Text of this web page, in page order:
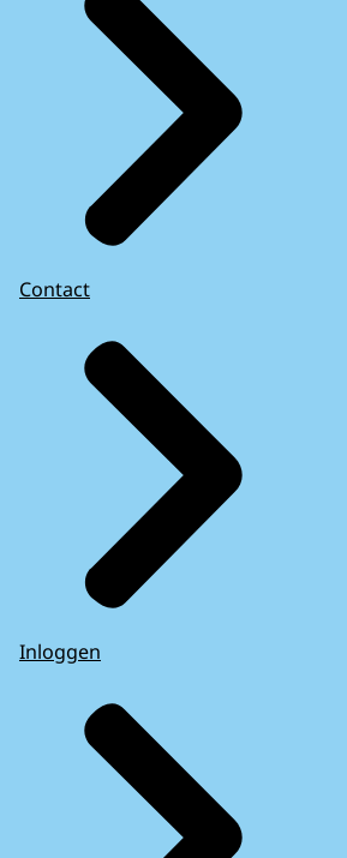
Contact
Inloggen